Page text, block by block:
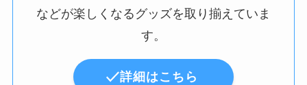
などが楽しくなるグッズを取り揃えていま
す。
詳細はこちら